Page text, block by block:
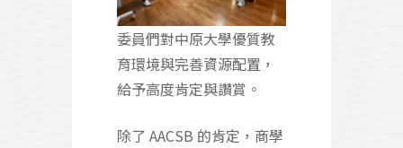
委員們對中原大學優質教
育環境與完善資源配置，
給予高度肯定與讚賞。
除了 AACSB 的肯定，商學